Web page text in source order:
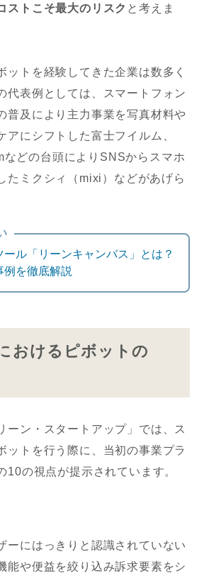
ストこそ最大のリスク と考えま
ットを経験してきた企業は数多く
代表例としては、スマートフォン
普及により主力事業を写真材料や
アにシフトした富士フイルム、
どの台頭によりSNSからスマホ
たミクシィ（mixi）などがあげら
ル「リーンキャンバス」とは？
例を徹底解説
おけるピボットの
ーン・スタートアップ」では、ス
ットを行う際に、当初の事業プラ
10の視点が提示されています。
ーにはっきりと認識されていない
能や便益を絞り込み訴求要素をシ